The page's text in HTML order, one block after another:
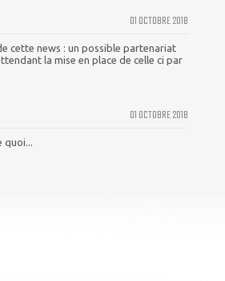
01 OCTOBRE 2018
cette news : un possible partenariat
la mise en place de celle ci par
01 OCTOBRE 2018